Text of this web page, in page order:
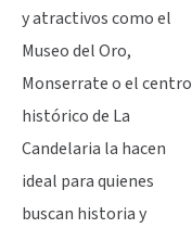
y atractivos como el
Museo del Oro,
Monserrate o el centro
histórico de La
Candelaria la hacen
ideal para quienes
buscan historia y